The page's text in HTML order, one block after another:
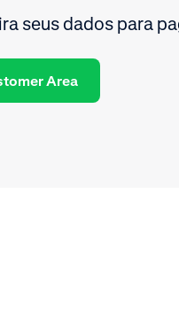
seus dados para
Area